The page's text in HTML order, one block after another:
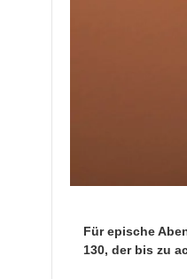
Für epische
130, der bis zu